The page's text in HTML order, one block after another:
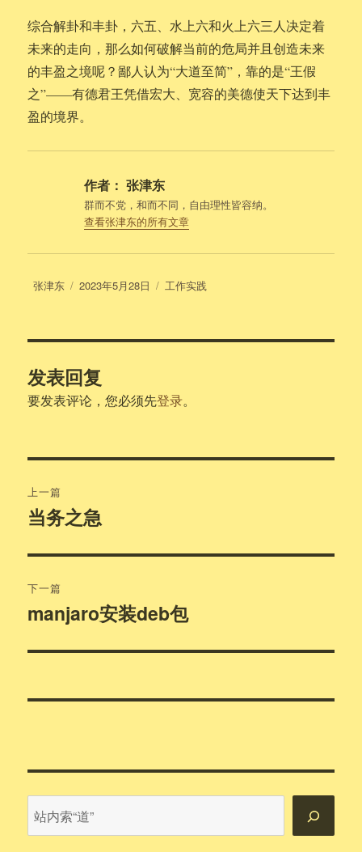
综合解卦和丰卦，六五、水上六和火上六三人决定着
未来的走向，那么如何破解当前的危局并且创造未来
的丰盈之境呢？鄙人认为“大道至简”，靠的是“王假
之”——有德君王凭借宏大、宽容的美德使天下达到丰
盈的境界。
作者： 张津东
群而不党，和而不同，自由理性皆容纳。
查看张津东的所有文章
作
张津东
发
2023年5月28日
分
工作实践
发表回复
要发表评论，您必须先登录。
章
航
上一篇
上
文
章：
当务之急
下一篇
下
文
manjaro安装deb包
内